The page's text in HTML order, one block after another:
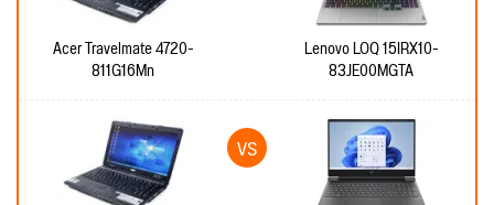
Acer Travelmate 4720-
811G16Mn
Lenovo LOQ 15IRX10-
83JE00MGTA